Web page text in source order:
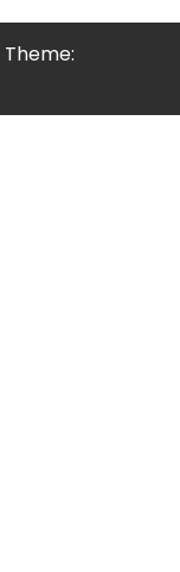
Theme: